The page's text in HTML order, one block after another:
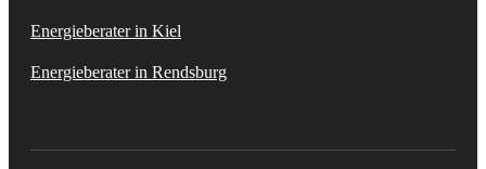
Energieberater in Kiel
Energieberater in Rendsburg